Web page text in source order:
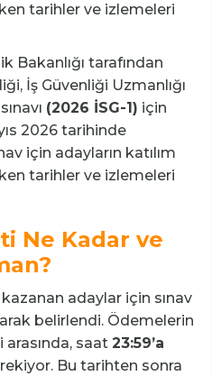
tarihler ve izlemeleri
Bakanlığı tarafından
İş Güvenliği Uzmanlığı
(2026 İSG-1) için
2026 tarihinde
için adayların katılım
tarihler ve izlemeleri
Ne Kadar ve
kazanan adaylar için sınav
belirlendi. Ödemelerin
arasında, saat 23:59’a
Bu tarihten sonra